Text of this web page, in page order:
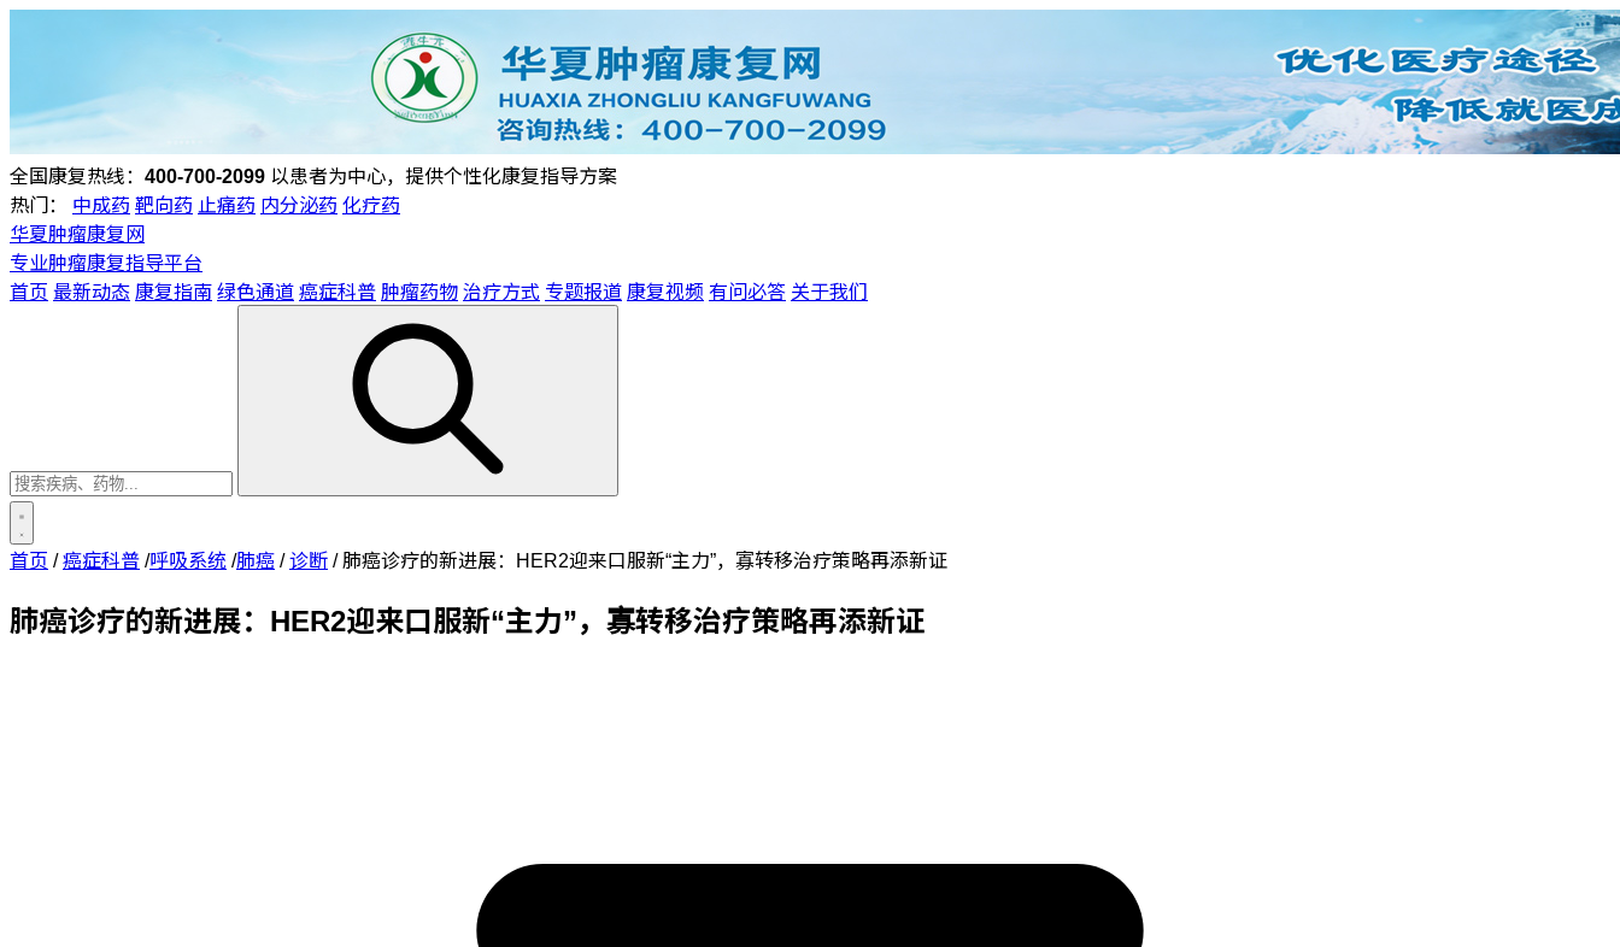
全国康复热线： 400-700-2099 以患者为中心，提供个性化康复指导方案
热门：
中成药 靶向药 止痛药 内分泌药 化疗药
华夏肿瘤康复网
专业肿瘤康复指导平台
首页 最新动态康复指南绿色通道癌症科普肿瘤药物治疗方式 专题报道康复视频 有问必答 关于我们
首页 /癌症科普/呼吸系统/肺癌/诊断/肺癌诊疗的新进展：HER2迎来口服新“主力”，寡转移治疗策略再添新证
肺癌诊疗的新进展：HER2迎来口服新“主力”，寡转移治疗策略再添新证